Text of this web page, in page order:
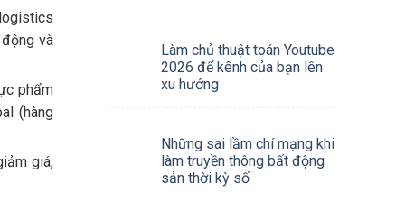
và
phẩm
(hàng
giá,
Làm chủ thuật toán Youtube
2026 để kênh của bạn lên
xu hướng
Những sai lầm chí mạng khi
làm truyền thông bất động
sản thời kỳ số